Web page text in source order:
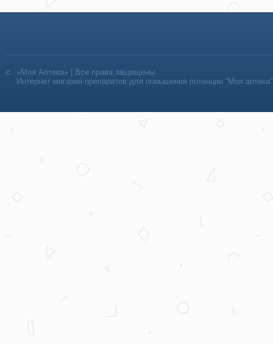
«Моя Аптека» | Все права защищены
Интернет-магазин препаратов для повышения потенции “Моя